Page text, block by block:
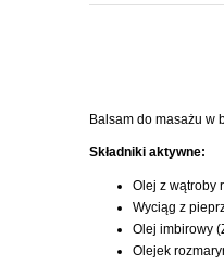
Balsam do masażu w
Składniki
Olej z wątroby
Wyciąg z
Olej imbirowy
Olejek